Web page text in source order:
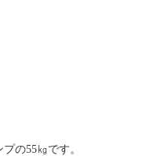
の55㎏です。